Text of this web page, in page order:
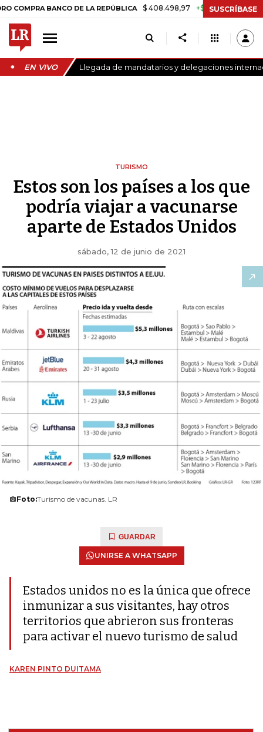
BANCO DE LA REPÚBLICA $ 408.498,97 +$ 8.753,81 +2,19%
SUSCRÍBASE
EN VIVO Llegada de mandatarios y delegaciones
TURISMO
Estos son los países a los que
podría viajar a vacunarse
aparte de Estados Unidos
sábado, 12 de junio de 2021
Foto:Turismo de vacunas. LR
GUARDAR
UNIRSE A WHATSAPP
Estados unidos no es la única que ofrece
inmunizar a sus visitantes, hay otros
territorios que abrieron sus fronteras
para activar el nuevo turismo de salud
KAREN PINTO DUITAMA